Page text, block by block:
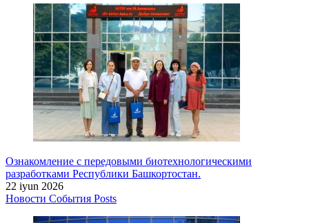
Ознакомление с передовыми биотехнологическими
разработками Республики Башкортостан.
22 iyun 2026
Новости События Posts